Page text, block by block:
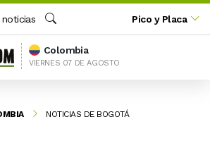
Buscar
Pico y Placa
Colombia
VIERNES 07 DE AGOSTO
NOTICIAS DE BOGOTÁ